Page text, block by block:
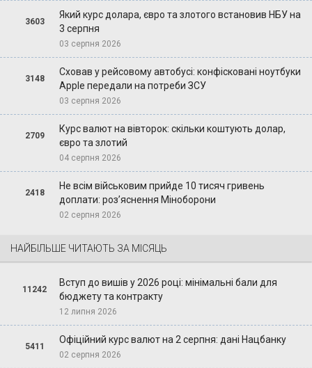
3603
Який курс долара, євро та злотого встановив НБУ на
3 серпня
03 серпня 2026
3148
Сховав у рейсовому автобусі: конфісковані ноутбуки
Apple передали на потреби ЗСУ
03 серпня 2026
2709
Курс валют на вівторок: скільки коштують долар,
євро та злотий
04 серпня 2026
2418
Не всім військовим прийде 10 тисяч гривень
доплати: роз’яснення Міноборони
02 серпня 2026
НАЙБІЛЬШЕ ЧИТАЮТЬ ЗА МІСЯЦЬ
11242
Вступ до вишів у 2026 році: мінімальні бали для
бюджету та контракту
12 липня 2026
5411
Офіційний курс валют на 2 серпня: дані Нацбанку
02 серпня 2026